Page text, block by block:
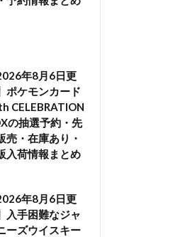
年8月6日更
ポケモンカード
CELEBRATION
の抽選予約・先
売・在庫あり・
入荷情報まとめ
年8月6日更
入手困難なジャ
ーズウイスキー